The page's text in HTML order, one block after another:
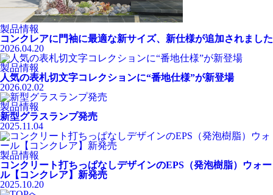
製品情報
コンクレアに門袖に最適な新サイズ、新仕様が追加されました
2026.04.20
製品情報
人気の表札切文字コレクションに“番地仕様”が新登場
2026.02.02
製品情報
新型グラスランプ発売
2025.11.04
製品情報
コンクリート打ちっぱなしデザインのEPS（発泡樹脂）ウォー
ル【コンクレア】新発売
2025.10.20